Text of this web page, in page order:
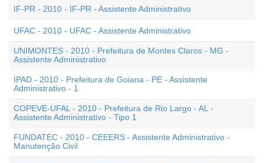
IF-PR - 2010 - IF-PR - Assistente Administrativo
UFAC - 2010 - UFAC - Assistente Administrativo
UNIMONTES - 2010 - Prefeitura de Montes Claros - MG -
Assistente Administrativo
IPAD - 2010 - Prefeitura de Goiana - PE - Assistente
Administrativo - 1
COPEVE-UFAL - 2010 - Prefeitura de Rio Largo - AL -
Assistente Administrativo - Tipo 1
FUNDATEC - 2010 - CEEERS - Assistente Administrativo -
Manutenção Civil